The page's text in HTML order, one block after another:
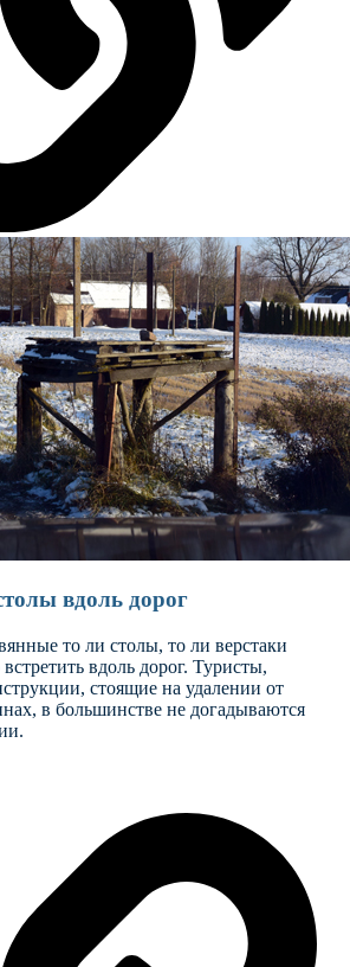
вдоль дорог
то ли столы, то ли верстаки
вдоль дорог. Туристы,
стоящие на удалении от
в большинстве не догадываются